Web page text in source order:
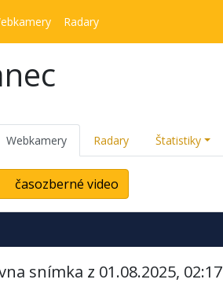
Radary
Webkamery Radary Štatistiky
časozberné video
snímka z 01.08.2025, 02:17